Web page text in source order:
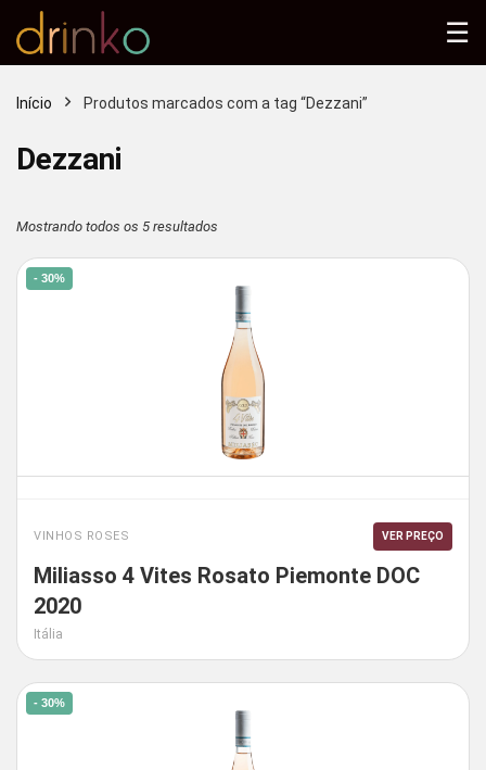
Início Produtos marcados com a tag “Dezzani”
Dezzani
Mostrando todos os 5 resultados
por
mais
recente
- 30%
VINHOS ROSES VER PREÇO
Miliasso 4 Vites Rosato Piemonte DOC
2020
Itália
- 30%
☰